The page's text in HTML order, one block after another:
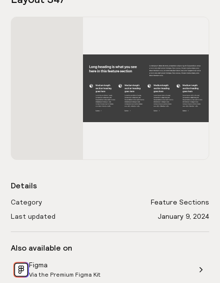
Details
Category
Feature Sections
Last updated
January 9, 2024
Also available on
Figma
Via the Premium Figma Kit